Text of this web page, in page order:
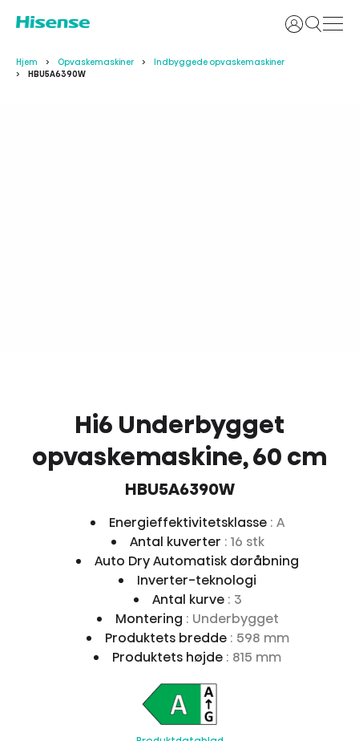
Login
Hjem Opvaskemaskiner
Indbyggede opvaskemaskiner
HBU5A6390W
Hi6 Underbygget
opvaskemaskine, 60 cm
HBU5A6390W
Energieffektivitetsklasse : A
Antal kuverter : 16 stk
Auto Dry Automatisk døråbning
Inverter-teknologi
Antal kurve : 3
Montering : Underbygget
Produktets bredde : 598 mm
Produktets højde : 815 mm